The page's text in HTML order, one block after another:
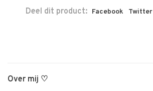
Deel dit product: Facebook Twitter
Over mij ♡